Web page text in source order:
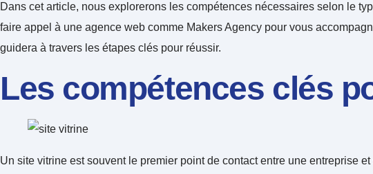
Dans cet article, nous explorerons les compétences nécessaires selon le
faire appel à une agence web comme Makers Agency pour vous
guidera à travers les étapes clés pour réussir.
Les compétences clés
Un site vitrine est souvent le premier point de contact entre une entreprise